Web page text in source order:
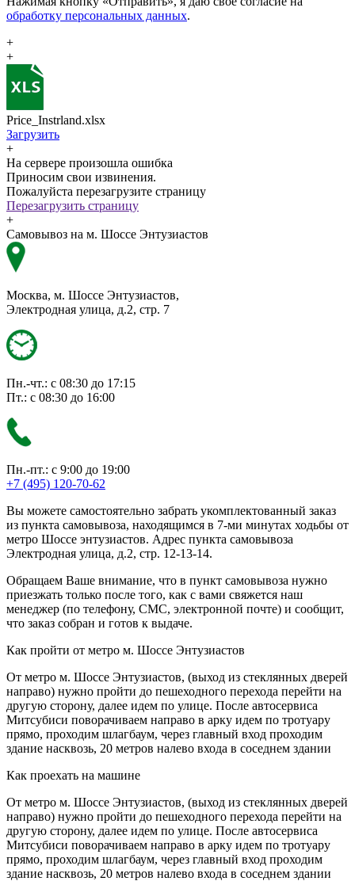
обработку персональных данных.
+
+
Price_Instrland.xlsx
Загрузить
+
На сервере произошла ошибка
Приносим свои извинения.
Пожалуйста перезагрузите страницу
Перезагрузить страницу
+
Самовывоз на м. Шоссе Энтузиастов
Москва, м. Шоссе Энтузиастов,
Электродная улица, д.2, стр. 7
Пн.-чт.: с 08:30 до 17:15
Пт.: с 08:30 до 16:00
Пн.-пт.: с 9:00 до 19:00
+7 (495) 120-70-62
Вы можете самостоятельно забрать укомплектованный заказ
из пункта самовывоза, находящимся в 7-ми минутах ходьбы от
метро Шоссе энтузиастов. Адрес пункта самовывоза
Электродная улица, д.2, стр. 12-13-14.
Обращаем Ваше внимание, что в пункт самовывоза нужно
приезжать только после того, как с вами свяжется наш
менеджер (по телефону, СМС, электронной почте) и сообщит,
что заказ собран и готов к выдаче.
Как пройти от метро м. Шоссе Энтузиастов
От метро м. Шоссе Энтузиастов, (выход из стеклянных дверей
направо) нужно пройти до пешеходного перехода перейти на
другую сторону, далее идем по улице. После автосервиса
Митсубиси поворачиваем направо в арку идем по тротуару
прямо, проходим шлагбаум, через главный вход проходим
здание насквозь, 20 метров налево входа в соседнем здании
Как проехать на машине
От метро м. Шоссе Энтузиастов, (выход из стеклянных дверей
направо) нужно пройти до пешеходного перехода перейти на
другую сторону, далее идем по улице. После автосервиса
Митсубиси поворачиваем направо в арку идем по тротуару
прямо, проходим шлагбаум, через главный вход проходим
здание насквозь, 20 метров налево входа в соседнем здании